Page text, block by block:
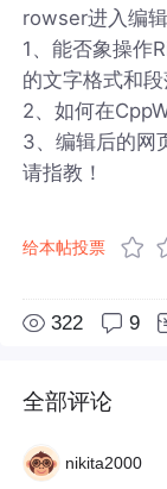
rowser进入编
1、能否象操作
的文字格式和段
2、如何在
3、编辑后的网
请指教！
给本帖投票
322 9
全部评论
nikita2000